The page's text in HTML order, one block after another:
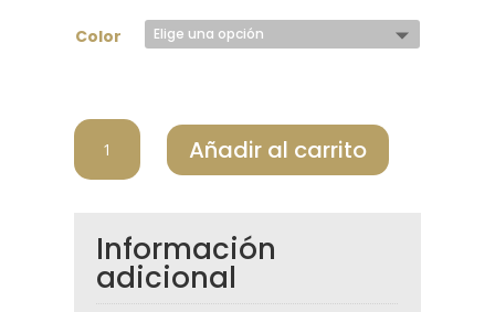
Color
JLINDEBERG
PANTALON
HOMBRE
JLGMPA06346_6855
cantidad
Añadir al carrito
Información
adicional